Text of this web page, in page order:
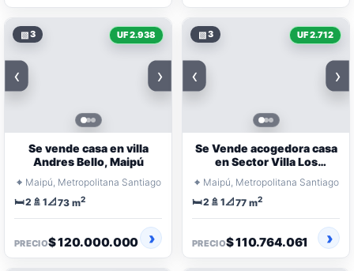
▧3 UF 2.938
‹ ›
Se vende casa en villa
Andres Bello, Maipú
⌖ Maipú, Metropolitana Santiago
🛏️2 🚿 1📐73 m2
PRECIO$ 120.000.000
▧3 UF 2.712
‹ ›
Se Vende acogedora casa
en Sector Villa Los
⌖ Maipú, Metropolitana Santiago
🛏️2 🚿 1📐77 m2
PRECIO$ 110.764.061